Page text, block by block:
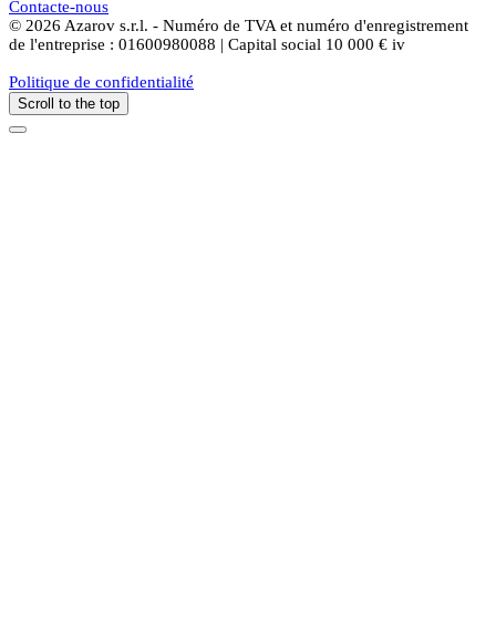
Contacte-nous
© 2026 Azarov s.r.l. - Numéro de TVA et numéro d'enregistrement
de l'entreprise : 01600980088 | Capital social 10 000 € iv
Politique de confidentialité
Scroll to the top